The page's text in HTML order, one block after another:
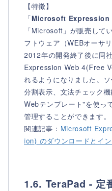
【特徴】
「Microsoft Expression
「Microsoft」が販売して
フトウェア（WEBオーサ
2012年の開発終了後に同
Expression Web 4(Free
れるようになりました。
分割表示、文法チェック
Webテンプレート"を使っ
管理することができます。
関連記事： Microsoft
ion) のダウンロードとイ
1.6. TeraPad - 定